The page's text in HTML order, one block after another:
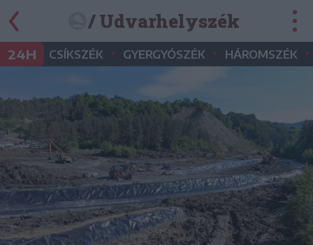
/ Udvarhelyszék
24H CSÍKSZÉK • GYERGYÓSZÉK • HÁROMSZÉK •